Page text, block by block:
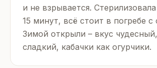
и не взрывается.
15 минут, всё стоит в погребе с
Зимой открыли – вкус
сладкий, кабачки как огурчики.